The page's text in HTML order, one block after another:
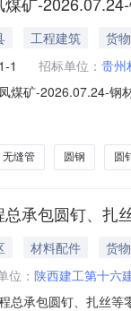
工程建筑
货物
1 招标单位： 贵州
煤矿-2026.07.24-
备注信息:
无缝管 圆钢 圆
承包圆钉、扎
材料配件
货物
位： 陕西建工第十六
总承包圆钉、扎丝